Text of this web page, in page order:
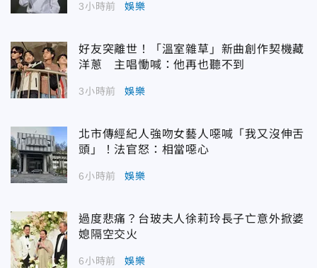
3小時前 娛樂
好友突離世！「溫室雜草」新曲創作契機藏
洋蔥 主唱慟喊：他再也聽不到
3小時前 娛樂
北市傳經紀人強吻女藝人噁喊「我又沒伸舌
頭」！法官怒：相當噁心
6小時前 娛樂
過度悲痛？台玻夫人徐莉玲長子亡意外掀婆
媳隔空交火
6小時前 娛樂